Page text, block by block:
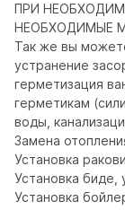
ПРИ
НЕОБХОДИМЫЕ
Так же вы
устранение
герметизация
герметикам
воды,
Замена
Установка
Установка биде,
Установка